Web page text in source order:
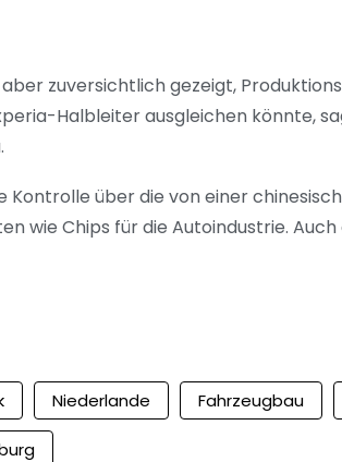
zuversichtlich gezeigt,
Halbleiter ausgleichen könnte,
Kontrolle über die von einer
wie Chips für die Autoindustrie.
Niederlande Fahrzeugbau